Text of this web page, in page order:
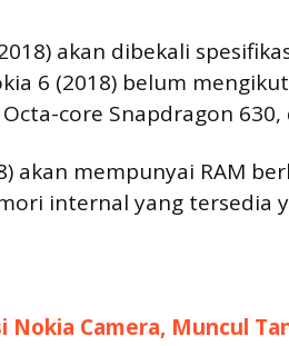
akan dibekali
6 (2018) belum
core Snapdragon 630,
akan mempunyai RAM
internal yang tersedia
Nokia Camera, Muncul